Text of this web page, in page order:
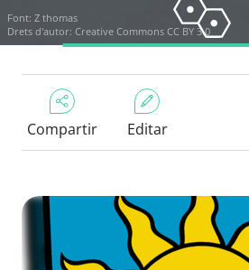
Font: Z thomas
Drets d'autor: Creative Commons CC BY 3.0
Compartir Editar